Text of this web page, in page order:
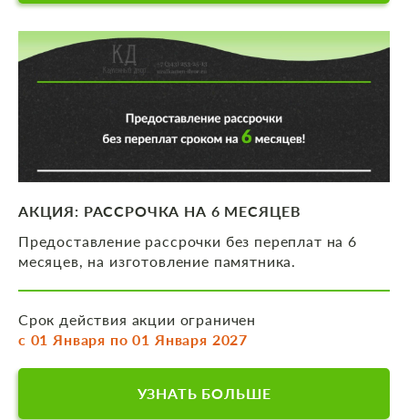
АКЦИЯ: РАССРОЧКА НА 6 МЕСЯЦЕВ
Предоставление рассрочки без переплат на 6
месяцев, на изготовление памятника.
Срок действия акции ограничен
с 01 Января по 01 Января 2027
УЗНАТЬ БОЛЬШЕ